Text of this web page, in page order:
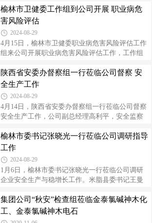
企业，“零排放”等行业领先技术已经得到应用，希
望双方能在科技创新、产品多元化等方面加强交
流，进一步发挥优势，促进企业绿色高质
全环保监察部主任王明川、榆林市政府副秘书长
王强等、米脂县委书记王曼华、县长杨树森、副
县长郭锦伟等，及公司党委副书记、工会主席刘
海峰，副总经理张庆、高利平，财务总监王瑛等
30余人陪同检查。调研组一行首先深入生产现
场，详细了解了公司生产设备、工艺、产品性
能、功能、产能、运销和技术等方面。在座谈会
上，杨树森代表县委、县政府汇报了地域情况、
就地改造工作进展和外部搬迁工作规划；王明川
榆林市卫健委工作组到公司开展 职业病危
害风险评估
2024-08-29
4月15日，榆林市卫健委职业病危害风险评估工作
组来公司开展职业病危害风险评估工作，工作组
和市卫健委相关人员组成。安全监察部、各分厂
相关人员配合评估。评估工作组对照公司《职业
病危害综合风险评估自查报告》，以资料查阅和
现场检查相结合的方式，对我公司职业病防治管
理措施、职业病危害项目申报、建设项目“三同
时”、职业卫生宣传教育培训、职业健康监护等档
案资料，以及产生尘、毒等严重职业病危害因素
的作业场所工作环境、职业卫生防护设施和个人
职业病防护用品的配发、使用等职业病防
陕西省安委办督察组一行莅临公司督察 安
全生产工作
2024-08-29
4月14日，陕西省安委办督察组一行莅临公司督察
安全生产工作，公司副总经理高利平，安全监察
同。公司简要介绍了企业基本情况、安全基础管
理、消防管理现状及企业生产经营情况。督察组
一行深入现场，重点检查了液氯中间储罐区、消
防控制室、消防水泵房和专职消防队，对消防泵
远程启动、消防报警电话通讯情况、消防设施管
理情况进行了抽查。随后，对学习贯彻习近平总
书记关于安全生产重要论述、重大事故隐患排查
整治和安全生产治本攻坚三年行动的安排部署及
推进情况、陕西省安委办第七督导帮扶检查
榆林市委书记张晓光一行莅临公司调研指导
工作
2024-08-29
1月6日，榆林市委书记张晓光一行莅临公司调研
企业安全生产与稳增长工作。米脂县委书记王曼
记、工会主席刘海峰、纪委书记魏斌、财务总监
王瑛及生产、安监部门负责人陪同调研。张晓光
一行深入生产现场，听取了企业安全生产、经营
集团公司“秋安”检查组莅临金泰氯碱神木化
工、金泰氯碱神木电石